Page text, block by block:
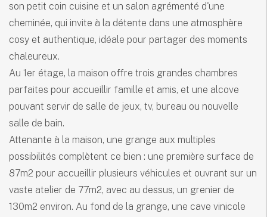
son petit coin cuisine et un salon agrémenté d'une
cheminée, qui invite à la détente dans une atmosphère
cosy et authentique, idéale pour partager des moments
chaleureux.
Au 1er étage, la maison offre trois grandes chambres
parfaites pour accueillir famille et amis, et une alcove
pouvant servir de salle de jeux, tv, bureau ou nouvelle
salle de bain.
Attenante à la maison, une grange aux multiples
possibilités complètent ce bien : une première surface de
87m2 pour accueillir plusieurs véhicules et ouvrant sur un
vaste atelier de 77m2, avec au dessus, un grenier de
130m2 environ. Au fond de la grange, une cave vinicole